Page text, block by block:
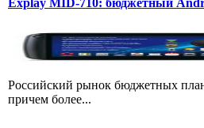
Explay MID-710: бюджетный
Российский рынок бюджетных
причем более...